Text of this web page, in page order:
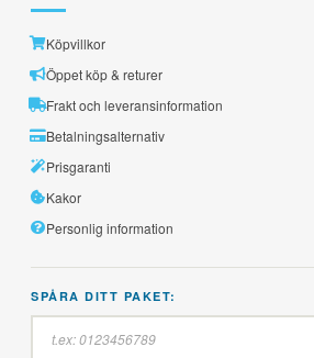
Köpvillkor
Öppet köp & returer
Frakt och leveransinformation
Betalningsalternativ
Prisgaranti
Kakor
Personlig information
SPÅRA DITT PAKET: